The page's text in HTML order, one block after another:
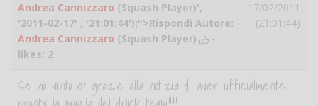
Andrea Cannizzaro (Squash Player)',
'2011-02-17' , '21:01:44');">Rispondi Autore:
Andrea Cannizzaro (Squash Player)
-
likes: 2
17/02/2011
(21:01:44)
Se ho vinto e' grazie alla notizia di aver ufficialmente